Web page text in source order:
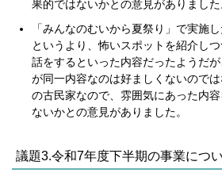
果的ではないかとの意見がありました
「みんなのむいから夏祭り」で実施
というより、怖いスポットを紹介し
話をするといった内容だったようだ
が同一内容なのは好ましくないので
の古民家なので、雰囲気にあった内
ないかとの意見がありました。
議題3.令和7年度下半期の事業につ